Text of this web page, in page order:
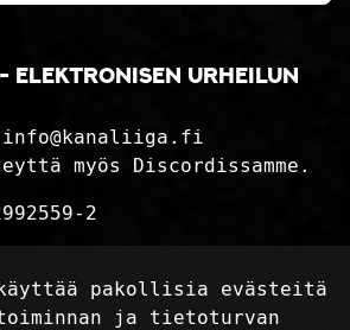
käyttää pakollisia evästeitä
ja tietoturvan
elektronisen urheilun
info@kanaliiga.fi
myös Discordissamme.
2